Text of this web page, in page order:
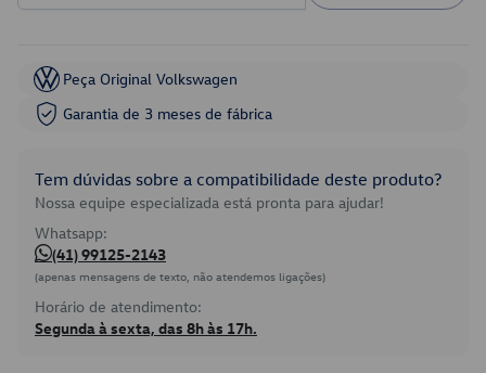
Peça Original Volkswagen
Garantia de 3 meses de fábrica
Tem dúvidas sobre a compatibilidade deste produto?
Nossa equipe especializada está pronta para ajudar!
Whatsapp:
(41) 99125-2143
(apenas mensagens de texto, não atendemos ligações)
Horário de atendimento:
Segunda à sexta, das 8h às 17h.